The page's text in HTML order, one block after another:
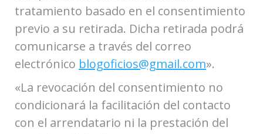
tratamiento basado en el consentimiento
previo a su retirada. Dicha retirada podrá
comunicarse a través del correo
electrónico blogoficios@gmail.com».
«La revocación del consentimiento no
condicionará la facilitación del contacto
con el arrendatario ni la prestación del